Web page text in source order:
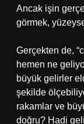
Ancak işin
görmek,
Gerçekten de,
hemen ne
büyük gelirler
şekilde
rakamlar ve
doğru? Hadi